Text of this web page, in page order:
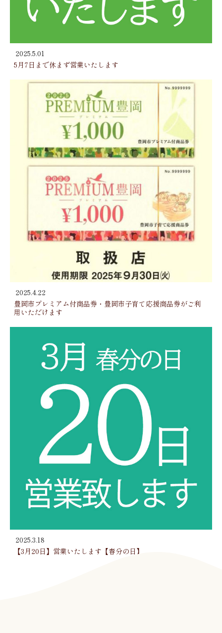
2025.5.01
5月7日まで休まず営業いたします
2025.4.22
豊岡市プレミアム付商品券・豊岡市子育て応援商品券がご利
用いただけます
2025.3.18
【3月20日】営業いたします【春分の日】